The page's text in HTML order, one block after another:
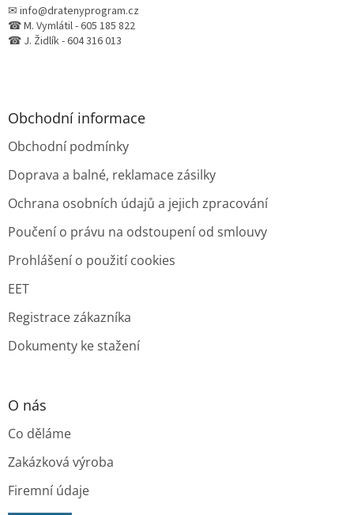
✉ info@dratenyprogram.cz
☎ M. Vymlátil - 605 185 822
☎ J. Židlík - 604 316 013
Obchodní informace
Obchodní podmínky
Doprava a balné, reklamace zásilky
Ochrana osobních údajů a jejich zpracování
Poučení o právu na odstoupení od smlouvy
Prohlášení o použití cookies
EET
Registrace zákazníka
Dokumenty ke stažení
O nás
Co děláme
Zakázková výroba
Firemní údaje